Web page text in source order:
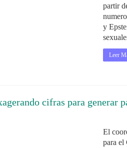
partir
y
Leer
cifras para generar
El
para el